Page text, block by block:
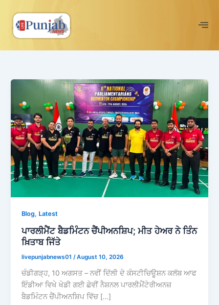
content
Blog, Latest
ਪਾਰਲੀਮੈਂਟ ਬੈਡਮਿੰਟਨ ਚੈਂਪੀਅਨਸ਼ਿਪ; ਮੀਤ ਹੇਅਰ ਨੇ ਤਿੰਨ
ਖ਼ਿਤਾਬ ਜਿੱਤੇ
livepunjabnews01/August 10, 2026
ਚੰਡੀਗੜ੍ਹ, 10 ਅਗਸਤ – ਨਵੀਂ ਦਿੱਲੀ ਦੇ ਕੰਸਟੀਚਿਊਸ਼ਨ ਕਲੱਬ ਆਫ
ਇੰਡੀਆ ਵਿਖੇ ਖੇਡੀ ਗਈ ਛੇਵੀਂ ਨੈਸ਼ਨਲ ਪਾਰਲੀਮੈਂਟੇਰੀਅਨਜ਼
ਬੈਡਮਿੰਟਨ ਚੈਂਪੀਅਨਸ਼ਿਪ ਵਿੱਚ […]